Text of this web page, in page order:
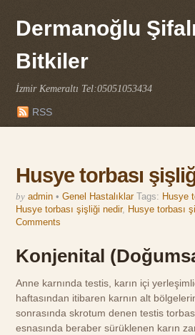
Dermanoğlu
Bitkiler
İzmir Kemeraltı Tel:05051053434
RSS
Husye torbası
by admin • Genel Hastalıklar Tags: Husye
Husye torbası şişliği nedir, Husye torbası
Comments
Konjenital
Anne karnında testis, karın içi
haftasından itibaren karnın alt
sonrasında skrotum denen testis
esnasında beraber sürüklenen karın